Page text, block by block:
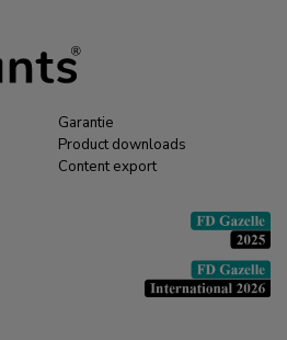
Garantie
Product downloads
Content export